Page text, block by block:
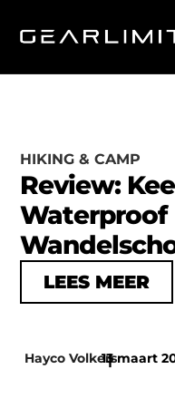
HIKING & CAMP
Review:
Waterproof
LEES MEER
Hayco Volkers
|
13 maart